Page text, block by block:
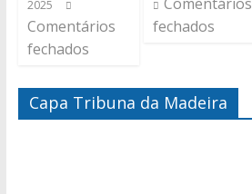
2025
Comentários
fechados
fechados
Capa Tribuna da Madeira